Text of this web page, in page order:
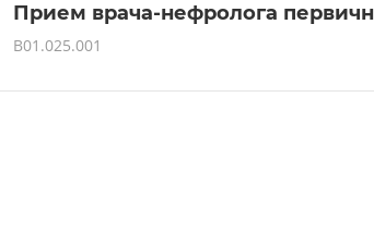
Прием врача-нефролога
B01.025.001